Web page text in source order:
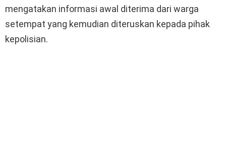
mengatakan informasi awal diterima dari warga
setempat yang kemudian diteruskan kepada pihak
kepolisian.